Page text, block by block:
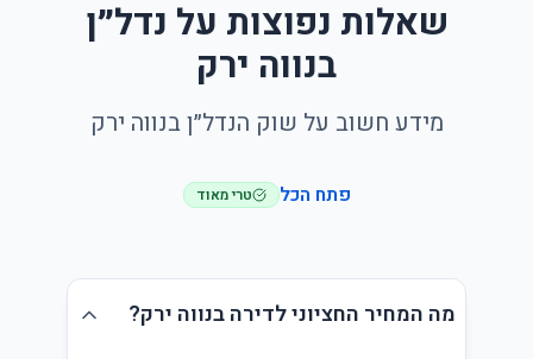
שאלות נפוצות על נדל״ן
בנווה ירק
מידע חשוב על שוק הנדל״ן בנווה ירק
פתח הכל טרי מאוד
מה המחיר החציוני לדירה בנווה ירק?